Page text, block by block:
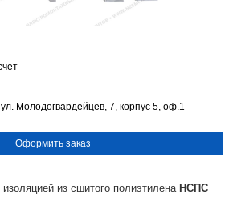
ул. Молодогвардейцев, 7, корпус 5, оф.1
Оформить заказ
из сшитого полиэтилена НСПС